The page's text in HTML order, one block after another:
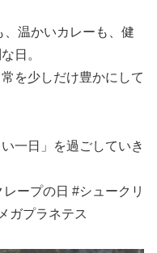
温かいカレーも、健
日。
を少しだけ豊かにして
一日」を過ごしていき
ープの日 #シュークリ
ガプラネテス